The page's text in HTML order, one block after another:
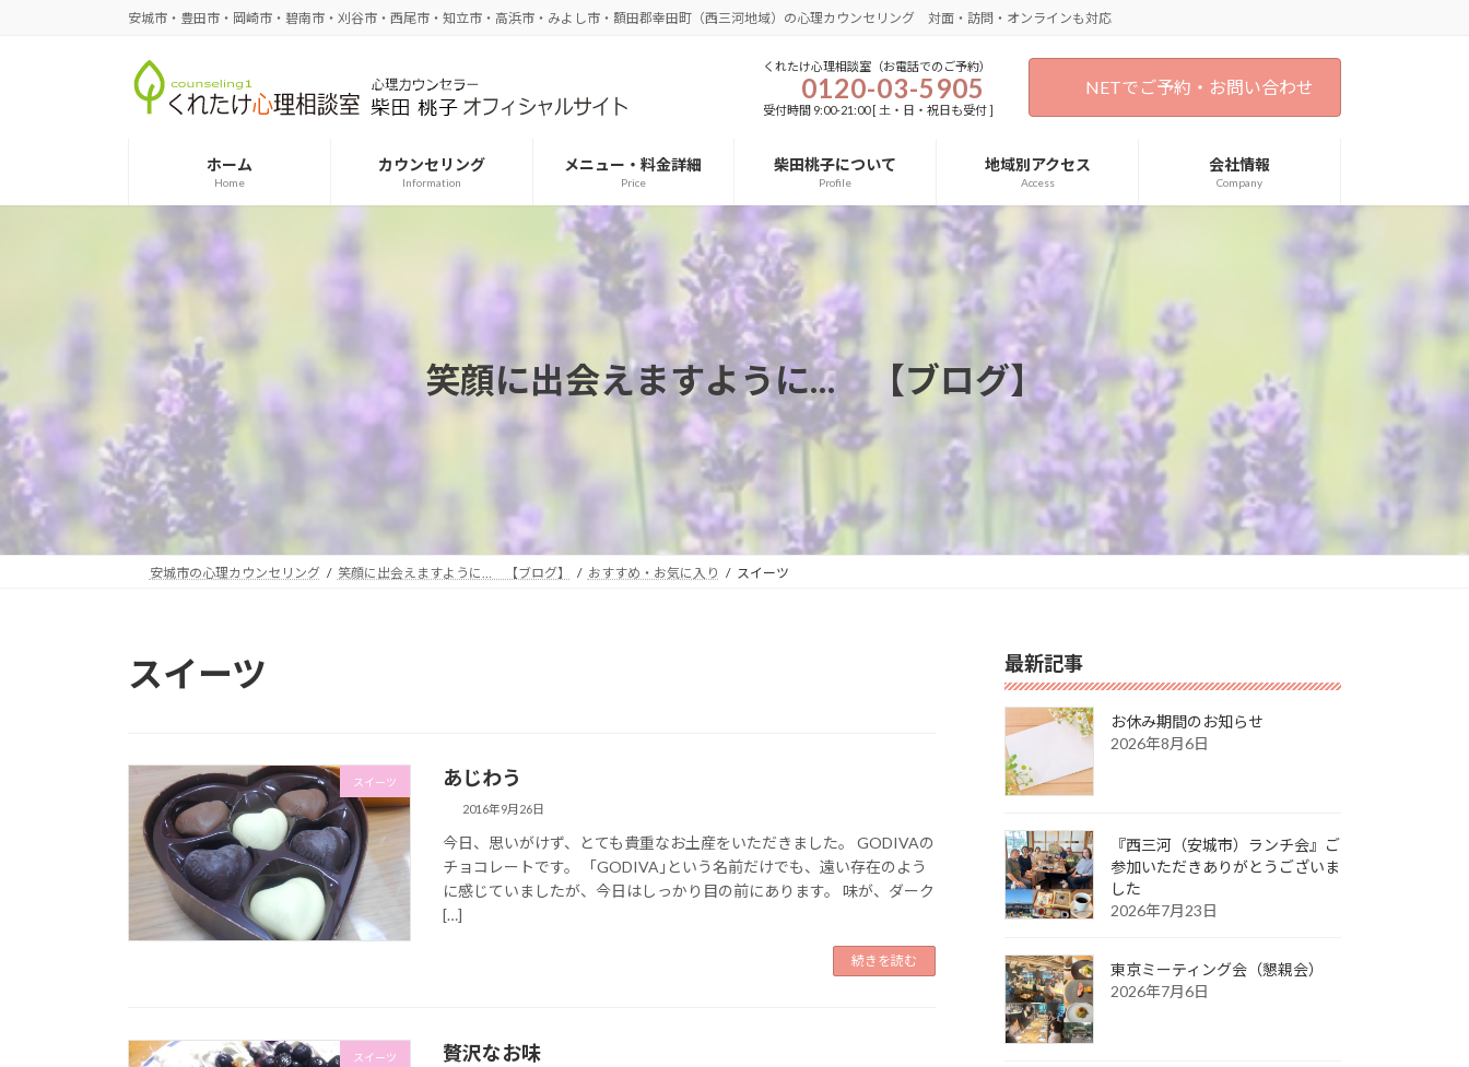
安城市・豊田市・岡崎市・碧南市・刈谷市・西尾市・知立市・高浜市・みよし市・額田郡幸田町（西三河地域）の心理カウンセリング 対面・訪問・オンラインも対応
くれたけ心理相談室（お電話でのご予約）
0120-03-5905
受付時間 9:00-21:00 [ 土・日・祝日も受付 ]
NETでご予約・お問い合わせ
ホーム
Home
カウンセリング
Information
メニュー・料金詳細
Price
柴田桃子について
Profile
地域別アクセス
Access
会社情報
Company
笑顔に出会えますように… 【ブログ】
安城市の心理カウンセリング 笑顔に出会えますように… 【ブログ】 おすすめ・お気に入り スイーツ
スイーツ
スイーツ あじわう
2016年9月26日
今日、思いがけず、とても貴重なお土産をいただきました。 GODIVAの
チョコレートです。 ｢GODIVA｣という名前だけでも、遠い存在のよう
に感じていましたが、今日はしっかり目の前にあります。 味が、ダーク
[…]
続きを読む
スイーツ 贅沢なお味
最新記事
お休み期間のお知らせ
2026年8月6日
『西三河（安城市）ランチ会』ご
参加いただきありがとうございま
した
2026年7月23日
東京ミーティング会（懇親会）
2026年7月6日